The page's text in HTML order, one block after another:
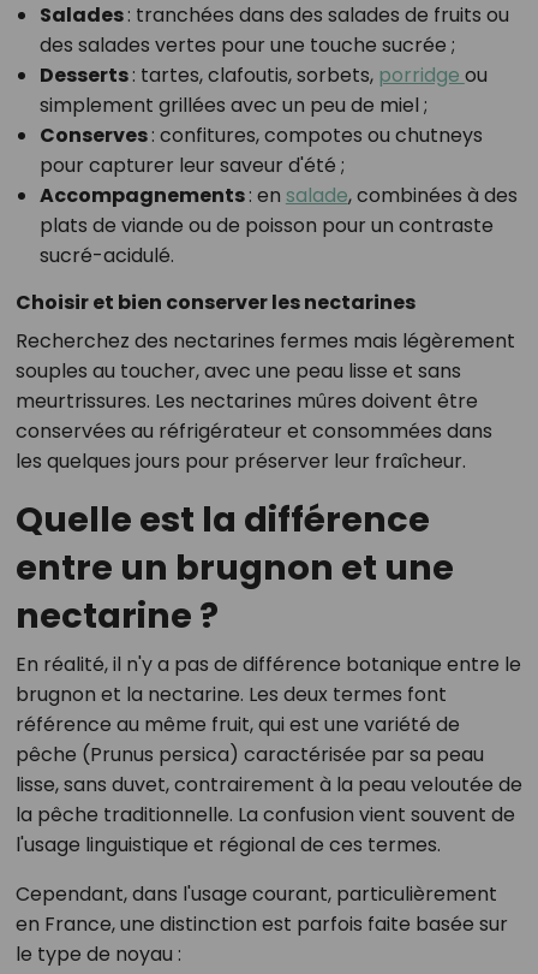
Salades: tranchées dans des salades de fruits ou
des salades vertes pour une touche sucrée ;
Desserts: tartes, clafoutis, sorbets, porridge ou
simplement grillées avec un peu de miel ;
Conserves: confitures, compotes ou chutneys
pour capturer leur saveur d'été ;
Accompagnements: en salade, combinées à des
plats de viande ou de poisson pour un contraste
sucré-acidulé.
Choisir et bien conserver les nectarines
Recherchez des nectarines fermes mais légèrement
souples au toucher, avec une peau lisse et sans
meurtrissures. Les nectarines mûres doivent être
conservées au réfrigérateur et consommées dans
les quelques jours pour préserver leur fraîcheur.
Quelle est la différence
entre un brugnon et une
nectarine ?
En réalité, il n'y a pas de différence botanique entre le
brugnon et la nectarine. Les deux termes font
référence au même fruit, qui est une variété de
pêche (Prunus persica) caractérisée par sa peau
lisse, sans duvet, contrairement à la peau veloutée de
la pêche traditionnelle. La confusion vient souvent de
l'usage linguistique et régional de ces termes.
Cependant, dans l'usage courant, particulièrement
en France, une distinction est parfois faite basée sur
le type de noyau :